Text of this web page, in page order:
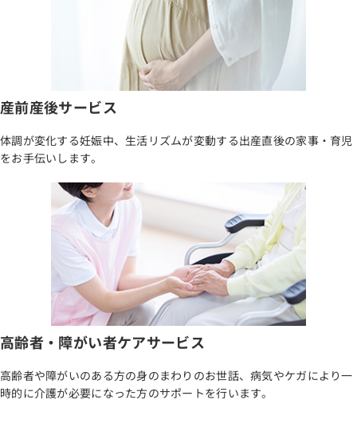
産前産後サービス
体調が変化する妊娠中、生活リズムが変動する出産直後の家事・育児
をお手伝いします。
高齢者・障がい者ケアサービス
高齢者や障がいのある方の身のまわりのお世話、病気やケガにより一
時的に介護が必要になった方のサポートを行います。